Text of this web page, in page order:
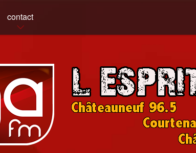
contact